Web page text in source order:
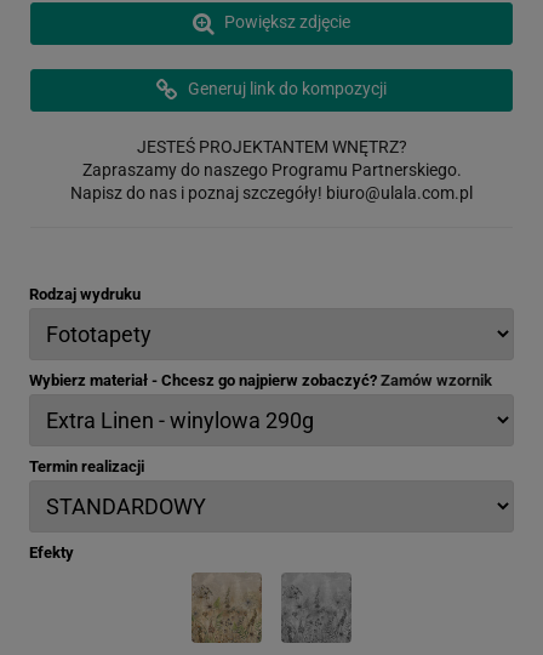
Powiększ zdjęcie
Generuj link do kompozycji
JESTEŚ PROJEKTANTEM WNĘTRZ?
Zapraszamy do naszego Programu Partnerskiego.
Napisz do nas i poznaj szczegóły! biuro@ulala.com.pl
Rodzaj wydruku
Wybierz materiał - Chcesz go najpierw zobaczyć? Zamów wzornik
Termin realizacji
Efekty